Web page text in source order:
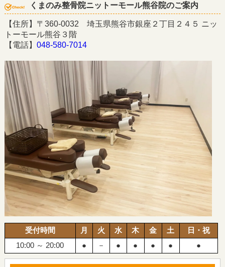
くまのみ整骨院ニットーモール熊谷院のご案内
【住所】〒360-0032 埼玉県熊谷市銀座２丁目２４５ ニッ
トーモール熊谷３階
【電話】 048-580-7014
受付時間 月 火 水 木 金 土
日・祝
10:00 ～ 20:00
● － ● ● ● ● ●